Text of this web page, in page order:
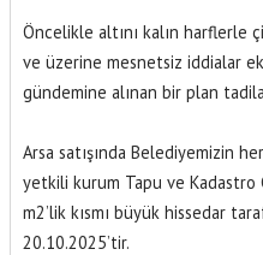
Öncelikle altını kalın harflerle
ve üzerine mesnetsiz iddialar
gündemine alınan bir plan
Arsa satışında Belediyemizin
yetkili kurum Tapu ve Kadastro
m2’lik kısmı büyük hissedar
20.10.2025’tir.